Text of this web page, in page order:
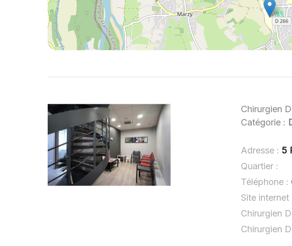
Chirurgien
Catégorie :
Adresse : 5
Quartier :
Téléphone :
Site internet
Chirurgien
Chirurgien